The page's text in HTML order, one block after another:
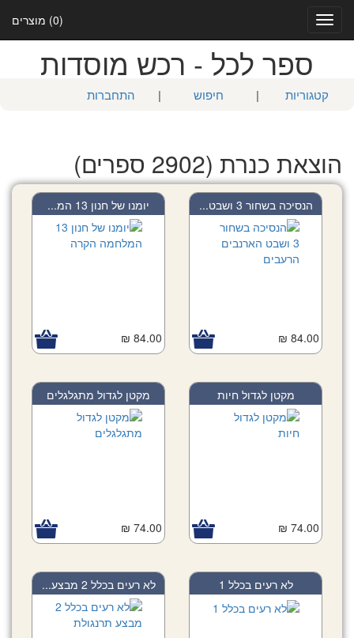
(0) מוצרים
Toggle
navigation
ספר לכל - רכש מוסדות
קטגוריות | חיפוש | התחברות
הוצאת כנרת (2902 ספרים)
הנסיכה בשחור 3 ושבט...
84.00 ₪
יומנו של חנון 13 המ...
84.00 ₪
מקטן לגדול חיות
74.00 ₪
מקטן לגדול מתגלגלים
74.00 ₪
לא רעים בכלל 1 לא רעים בכלל 2 מבצע...